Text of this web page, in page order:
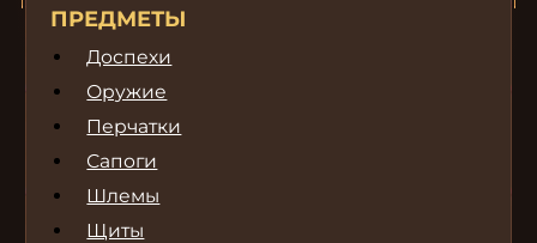
ПРЕДМЕТЫ
Доспехи
Оружие
Перчатки
Сапоги
Шлемы
Щиты